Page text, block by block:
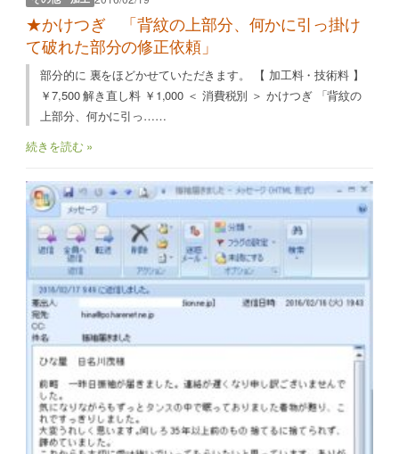
★かけつぎ 「背紋の上部分、何かに引っ掛け
て破れた部分の修正依頼」
部分的に 裏をほどかせていただきます。 【 加工料・技術料 】
￥7,500 解き直し料 ￥1,000 ＜ 消費税別 ＞ かけつぎ 「背紋の
上部分、何かに引っ……
続きを読む »